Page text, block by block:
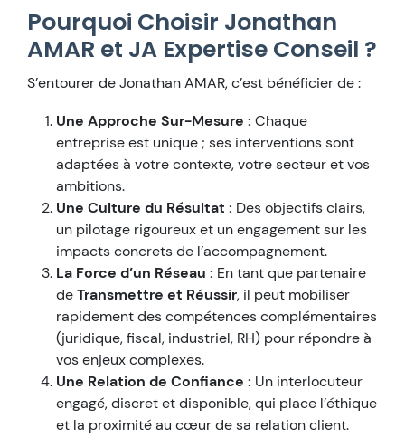
Pourquoi Choisir Jonathan
AMAR et JA Expertise Conseil ?
S’entourer de Jonathan AMAR, c’est bénéficier de :
Une Approche Sur-Mesure : Chaque
entreprise est unique ; ses interventions sont
adaptées à votre contexte, votre secteur et vos
ambitions.
Une Culture du Résultat : Des objectifs clairs,
un pilotage rigoureux et un engagement sur les
impacts concrets de l’accompagnement.
La Force d’un Réseau : En tant que partenaire
deTransmettre et Réussir, il peut mobiliser
rapidement des compétences complémentaires
(juridique, fiscal, industriel, RH) pour répondre à
vos enjeux complexes.
Une Relation de Confiance : Un interlocuteur
engagé, discret et disponible, qui place l’éthique
et la proximité au cœur de sa relation client.